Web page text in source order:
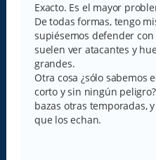
Exacto. Es el mayor
De todas formas, tengo
supiésemos defender
suelen ver atacantes y
grandes.
Otra cosa ¿sólo sabemos
corto y sin ningún
bazas otras temporadas,
que los echan.